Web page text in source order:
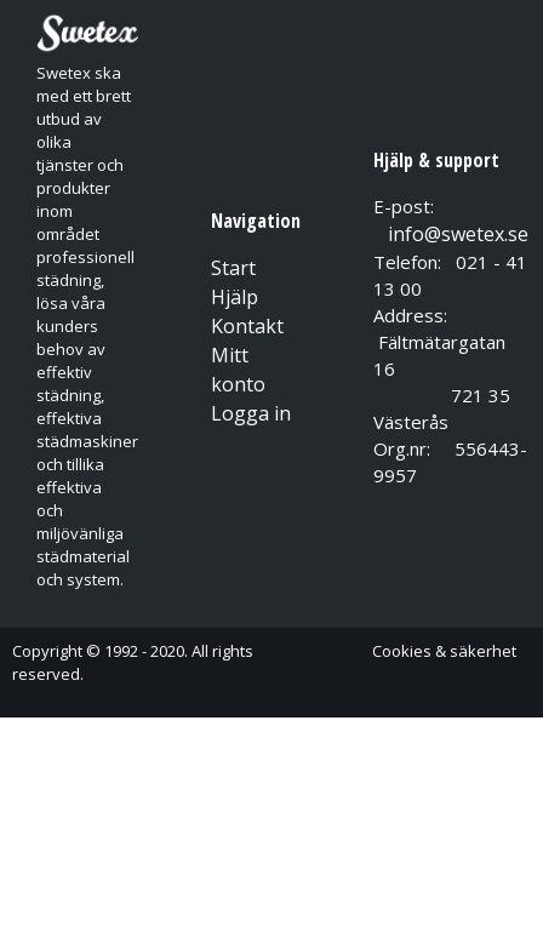
Swetex ska
med ett brett
utbud av
olika
tjänster och
produkter
inom
området
professionell
städning,
lösa våra
kunders
behov av
effektiv
städning,
effektiva
städmaskiner
och tillika
effektiva
och
miljövänliga
städmaterial
och system.
Navigation
Start
Hjälp
Kontakt
Mitt
konto
Logga in
Hjälp & support
E-post:
info@swetex.se
Telefon: 021 - 41
13 00
Address:
Fältmätargatan
16
721 35
Västerås
Org.nr: 556443-
9957
Copyright © 1992 - 2020. All rights
reserved.
Cookies & säkerhet